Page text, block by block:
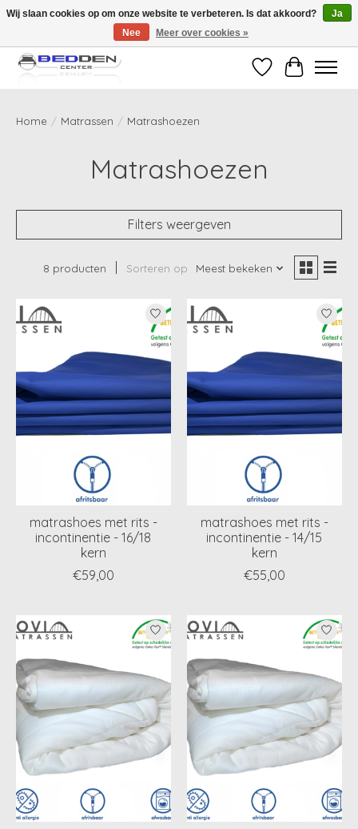
Standaard matrassen binnen 24 uur gratis geleverd!
Verlanglijst
Home / Matrassen / Matrashoezen
Matrashoezen
Filters weergeven
8 producten Sorteren op Meest bekeken
matrashoes met rits -
incontinentie - 16/18
kern
€59,00
matrashoes met rits -
incontinentie - 14/15
kern
€55,00
Wij slaan cookies op om onze website te verbeteren. Is dat akkoord?
Ja
Nee
Meer over cookies »